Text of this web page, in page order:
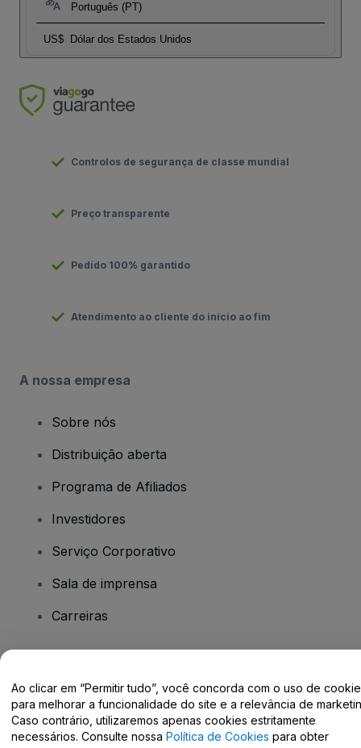
Português (PT)
US$ Dólar dos Estados Unidos
Controlos de segurança de classe mundial
Preço transparente
Pedido 100% garantido
Atendimento ao cliente do início ao fim
A nossa empresa
Sobre nós
Distribuição aberta
Programa de Afiliados
Investidores
Serviço Corporativo
Sala de imprensa
Carreiras
Centro de Ajuda / Fale Conosco
Ao clicar em “Permitir tudo”, você concorda com o uso de
para melhorar a funcionalidade do site e a relevância de
Caso contrário, utilizaremos apenas cookies estritamente
necessários. Consulte nossa Política de Cookies para obter